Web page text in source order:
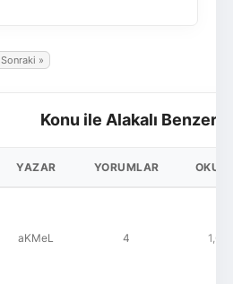
Sonraki »
Konu ile Alakalı Benzer
YAZAR YORUMLAR
aKMeL 4